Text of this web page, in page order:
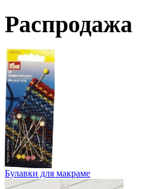
Распродажа
Булавки для макраме